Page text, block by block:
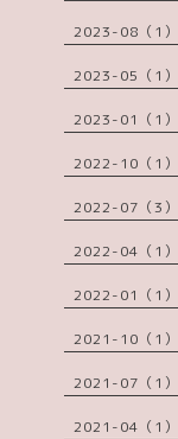
2023-08（1）
2023-05（1）
2023-01（1）
2022-10（1）
2022-07（3）
2022-04（1）
2022-01（1）
2021-10（1）
2021-07（1）
2021-04（1）